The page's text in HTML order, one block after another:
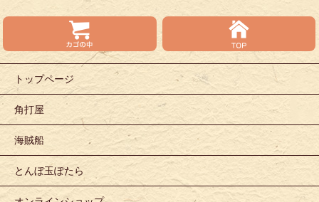
トップページ
角打屋
海賊船
とんぼ玉ぽたら